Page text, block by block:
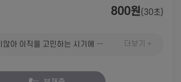
800원(30초)
일적으로 잘 풀리지않아 이직을 고민하는 시기에 친구 추천으로 전화상담 받았는데 생각 외로 너무 속 시원해요!! 어떻게든 버텨보려고 생각중이였는데 올해는 그냥 미친해라고 솔직하게 말씀해주셔서 웃기고 아...역시 안될해였구나 나의탓이 아니구나 생각할 수 있어서 좋았어요 저의 상황도 잘 들어주시고 타로봐주시고 첫마디가 이미 마음이 많이 떴다는 얘기에 소름 쫙 돋았어요,,!! 진짜 체념하면서 회사다니고 있었는데 타로가 이렇게 정확하다니ㅠㅠㅠㅠ 사주로 인해 제 인생이 풀리진않겠지만 들어주시고 조언을 해주시는거에 큰 위로 받고갑니다. 종종 마음이 답답할때 이용해보려구요!! 감사합니다 더보기 +